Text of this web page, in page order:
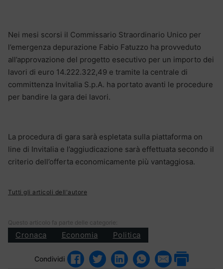
Nei mesi scorsi il Commissario Straordinario Unico per
l’emergenza depurazione Fabio Fatuzzo ha provveduto
all’approvazione del progetto esecutivo per un importo dei
lavori di euro 14.222.322,49 e tramite la centrale di
committenza Invitalia S.p.A. ha portato avanti le procedure
per bandire la gara dei lavori.
La procedura di gara sarà espletata sulla piattaforma on
line di Invitalia e l’aggiudicazione sarà effettuata secondo il
criterio dell’offerta economicamente più vantaggiosa.
Tutti gli articoli dell'autore
Questo articolo fa parte delle categorie:
Cronaca Economia Politica
Condividi